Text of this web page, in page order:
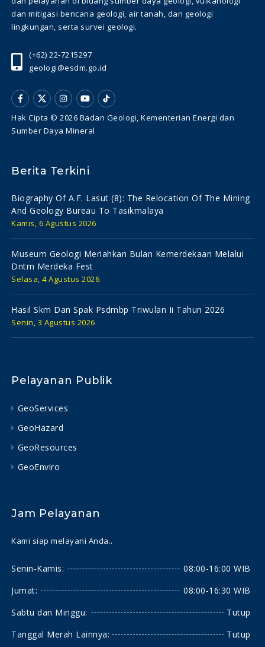
dan mitigasi bencana geologi, air tanah, dan geologi
lingkungan, serta survei geologi.
(+62) 22-7215297
geologi@esdm.go.id
Hak Cipta © 2026 Badan Geologi, Kementerian Energi dan
Sumber Daya Mineral
Berita Terkini
Biography Of A.f. Lasut (8): The Relocation Of The Mining
And Geology Bureau To Tasikmalaya
Kamis, 6 Agustus 2026
Museum Geologi Meriahkan Bulan Kemerdekaan Melalui
Dntm Merdeka Fest
Selasa, 4 Agustus 2026
Hasil Skm Dan Spak Psdmbp Triwulan Ii Tahun 2026
Senin, 3 Agustus 2026
Pelayanan Publik
GeoServices
GeoHazard
GeoResources
GeoEnviro
Jam Pelayanan
Kami siap melayani Anda..
Senin-Kamis:
08:00-16:00 WIB
Jumat:
08:00-16:30 WIB
Sabtu dan Minggu:
Tutup
Tanggal Merah Lainnya:
Tutup